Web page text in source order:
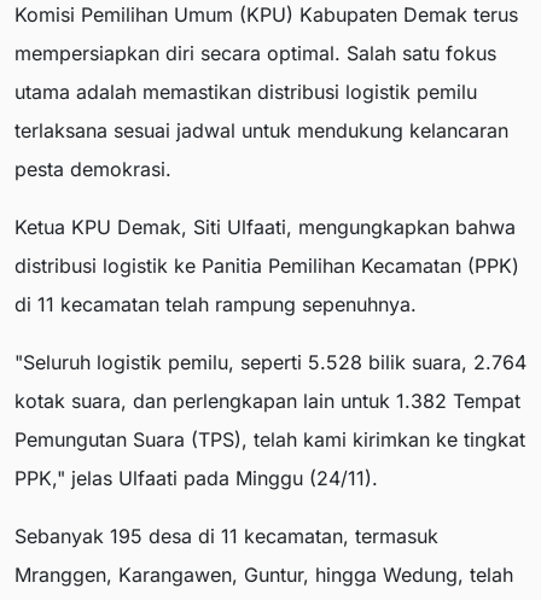
Komisi Pemilihan Umum (KPU) Kabupaten Demak terus
mempersiapkan diri secara optimal. Salah satu fokus
utama adalah memastikan distribusi logistik pemilu
terlaksana sesuai jadwal untuk mendukung kelancaran
pesta demokrasi.
Ketua KPU Demak, Siti Ulfaati, mengungkapkan bahwa
distribusi logistik ke Panitia Pemilihan Kecamatan (PPK)
di 11 kecamatan telah rampung sepenuhnya.
"Seluruh logistik pemilu, seperti 5.528 bilik suara, 2.764
kotak suara, dan perlengkapan lain untuk 1.382 Tempat
Pemungutan Suara (TPS), telah kami kirimkan ke tingkat
PPK," jelas Ulfaati pada Minggu (24/11).
Sebanyak 195 desa di 11 kecamatan, termasuk
Mranggen, Karangawen, Guntur, hingga Wedung, telah